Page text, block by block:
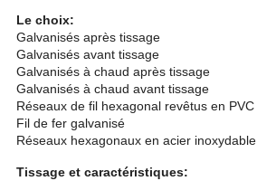
Le choix:
Galvanisés après tissage
Galvanisés avant tissage
Galvanisés à chaud après tissage
Galvanisés à chaud avant tissage
Réseaux de fil hexagonal revêtus en PVC
Fil de fer galvanisé
Réseaux hexagonaux en acier inoxydable
Tissage et caractéristiques: